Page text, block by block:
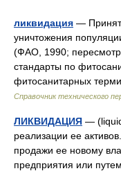
ликвидация —
уничтожения
(ФАО, 1990;
стандарты по
фитосанитарных
Справочник технического
ЛИКВИДАЦИЯ —
реализации ее
продажи ее новому
предприятия или